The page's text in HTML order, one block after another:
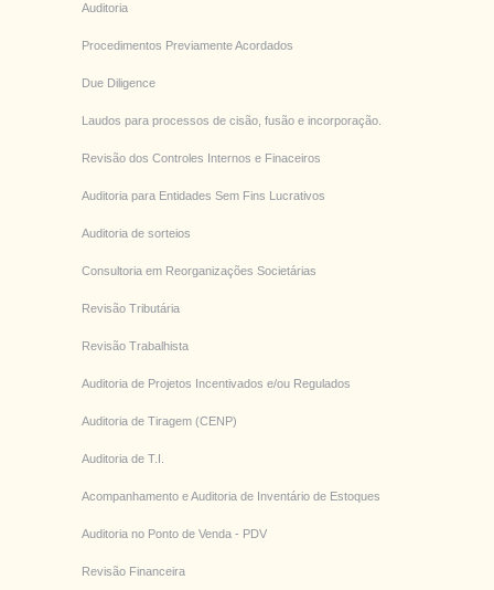
Auditoria
Procedimentos Previamente Acordados
Due Diligence
Laudos para processos de cisão, fusão e incorporação.
Revisão dos Controles Internos e Finaceiros
Auditoria para Entidades Sem Fins Lucrativos
Auditoria de sorteios
Consultoria em Reorganizações Societárias
Revisão Tributária
Revisão Trabalhista
Auditoria de Projetos Incentivados e/ou Regulados
Auditoria de Tiragem (CENP)
Auditoria de T.I.
Acompanhamento e Auditoria de Inventário de Estoques
Auditoria no Ponto de Venda - PDV
Revisão Financeira